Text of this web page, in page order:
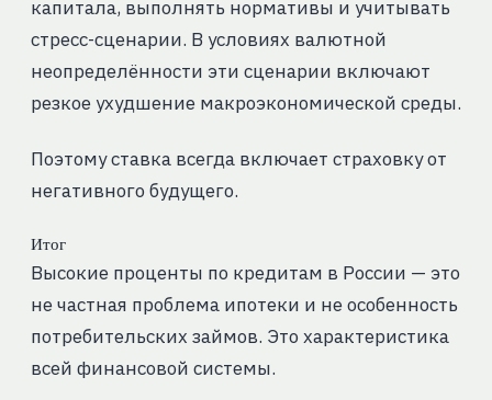
капитала, выполнять нормативы и учитывать
стресс-сценарии. В условиях валютной
неопределённости эти сценарии включают
резкое ухудшение макроэкономической среды.
Поэтому ставка всегда включает страховку от
негативного будущего.
Итог
Высокие проценты по кредитам в России — это
не частная проблема ипотеки и не особенность
потребительских займов. Это характеристика
всей финансовой системы.